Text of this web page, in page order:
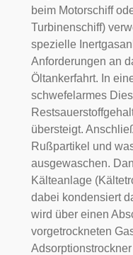
beim Motorschiff
Turbinenschiff)
spezielle
Anforderungen an
Öltankerfahrt. In
schwefelarmes
übersteigt.
Rußpartikel und
ausgewaschen.
Kälteanlage
dabei kondensiert
wird über einen
vorgetrockneten